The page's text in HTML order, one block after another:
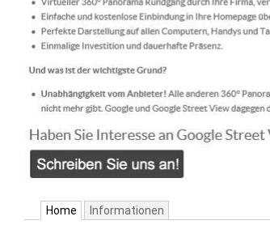
Home Informationen